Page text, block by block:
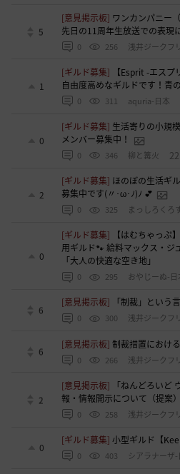
5
[意見掲示板] ワンカンパニー
先日の11周年生放送での表現
0 256 浅井ジークフ
1
[ギルド募集]
【Esprit -エス
自由度高めなギルドです！青
0 311 aquria-日本
0
[ギルド募集] 生活寄りの小規
メンバー募集中！
0 346 柳と篝火
2
[ギルド募集] ほのぼの生活ギ
募集中です(〃･ω･ﾉ)ﾉ 💕
0 325 まっしろくろ
0
[ギルド募集]
【はむちゃっぷ
用ギルド🐾 給料マックス・ジ
「大人の快適な空き地」
0 295 おやじーぬ-日
6
[意見掲示板] 「制裁」という
0 300 浅井ジークフ
6
[意見掲示板]制裁措置におけ
0 266 浅井ジークフ
2
[意見掲示板]
「ねんどろいど
報・情報開示について（提案）
0 258 浅井ジークフ
0
[ギルド募集]小型ギルド【
0 403 シアラナーザ-